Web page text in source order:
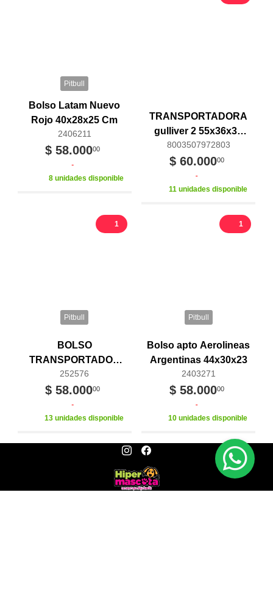
Pitbull
Bolso Latam Nuevo
Rojo 40x28x25 Cm
2406211
$ 58.00000
8 unidades disponible
TRANSPORTADORA
gulliver 2 55x36x35
Gris
8003507972803
$ 60.00000
11 unidades disponible
1
Pitbull
BOLSO
TRANSPORTADOR
Air EUROPA 40x30x30
252576
$ 58.00000
13 unidades disponible
1
Pitbull
Bolso apto Aerolineas
Argentinas 44x30x23
2403271
$ 58.00000
10 unidades disponible